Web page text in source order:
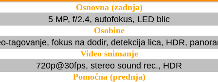
Osnovna (zadnja)
5 MP, f/2.4, autofokus, LED blic
Osobine
tagovanje, fokus na dodir, detekcija lica, HDR,
Video snimanje
720p@30fps, stereo sound rec., HDR
Pomoćna (prednja)